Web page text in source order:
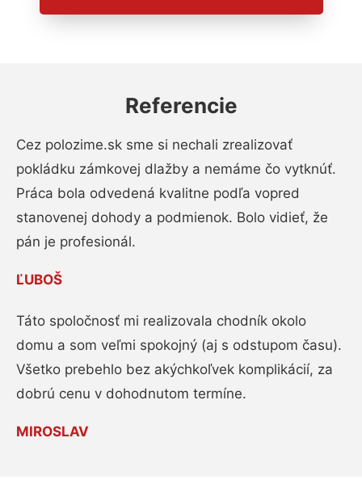
Referencie
Cez polozime.sk sme si nechali zrealizovať
pokládku zámkovej dlažby a nemáme čo vytknúť.
Práca bola odvedená kvalitne podľa vopred
stanovenej dohody a podmienok. Bolo vidieť, že
pán je profesionál.
ĽUBOŠ
Táto spoločnosť mi realizovala chodník okolo
domu a som veľmi spokojný (aj s odstupom času).
Všetko prebehlo bez akýchkoľvek komplikácií, za
dobrú cenu v dohodnutom termíne.
MIROSLAV